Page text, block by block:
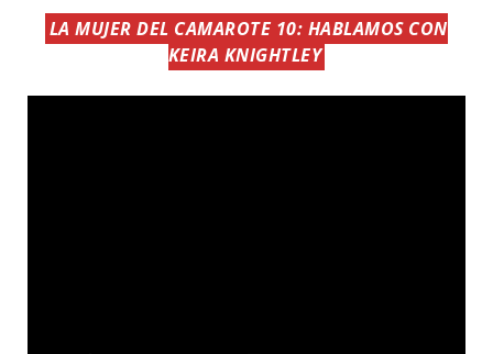
LA MUJER DEL CAMAROTE 10: HABLAMOS CON
KEIRA KNIGHTLEY